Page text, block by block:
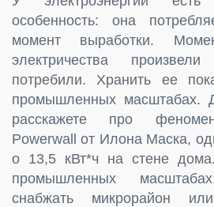
особенность: она
момент выработки.
электричества
потребили. Хранить ее
промышленных масштабах.
расскажете про
Powerwall от Илона Маска,
о 13,5 кВт*ч на стене
промышленных
снабжать микрорайон